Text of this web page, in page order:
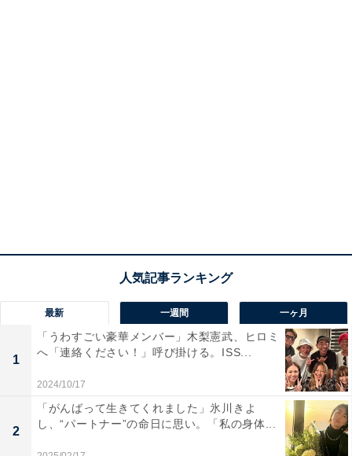
最新 一週間 一ヶ月
1
「うわすごい豪華メンバー」木梨憲武、ヒロミ
へ「連絡ください！」呼び掛ける。ISS...
2024/10/17
2
「がんばって生きてくれました」氷川きよ
し、“パートナー”の命日に思い。「私の身体...